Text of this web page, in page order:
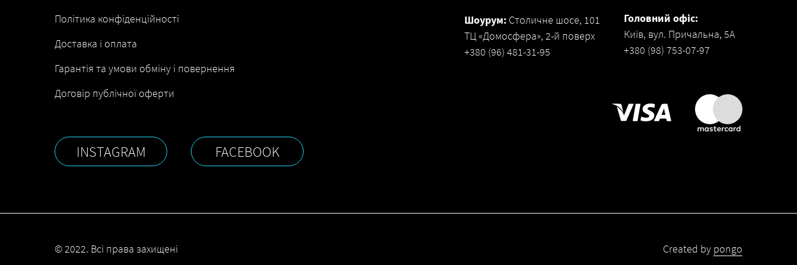
Доставка і оплата
Головний офіс:
Київ, вул. Причальна, 5А
+380 (98) 753-07-97
Політика конфіденційності
Договір публічної оферти
Гарантія та умови обміну і повернення
FACEBOOK
INSTAGRAM
Шоурум: Столичне шосе, 101
ТЦ «Домосфера», 2-й поверх
+380 (96) 481-31-95
Created by pongo
© 2022. Всі права захищені